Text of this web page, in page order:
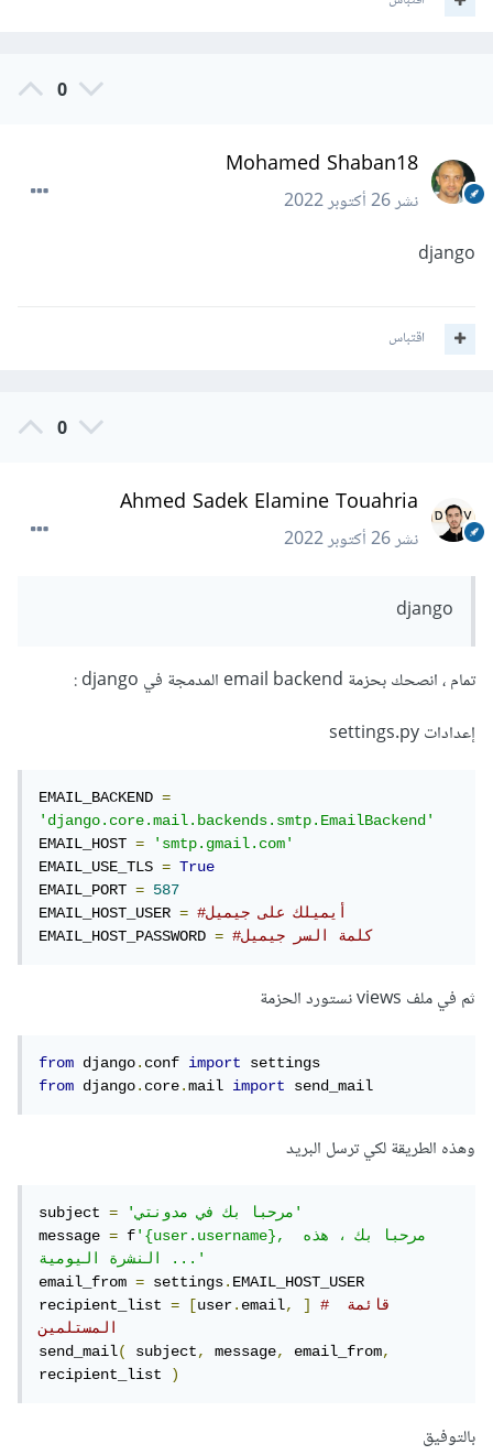
0
Mohamed Shaban18
نشر26 أكتوبر 2022
django
اقتباس
0
Ahmed Sadek Elamine Touahria
نشر26 أكتوبر 2022
django
تمام ، انصحك بحزمة email backend المدمجة في django :
إعدادات settings.py
EMAIL_BACKEND =
'django.core.mail.backends.smtp.EmailBackend'
EMAIL_HOST =
'smtp.gmail.com'
EMAIL_USE_TLS =
True
EMAIL_PORT =
587
EMAIL_HOST_USER =
#أيميلك على جيميل
EMAIL_HOST_PASSWORD = #كلمة السر جيميل
ثم في ملف views نستورد الحزمة
from django.conf import
from django.core.mail import send_mail
وهذه الطريقة لكي ترسل البريد
subject =
'مرحبا بك في مدونتي'
message = f'{user.username}, مرحبا بك ، هذه
النشرة اليومية ...'
email_from = settings.EMAIL_HOST_USER
recipient_list = [user.email, ]
# قائمة
send_mail( subject, message, email_from,
recipient_list )
بالتوفيق